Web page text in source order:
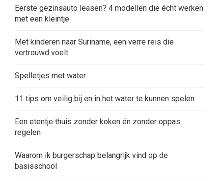
Eerste gezinsauto leasen? 4 modellen die écht werken
met een kleintje
Met kinderen naar Suriname, een verre reis die
vertrouwd voelt
Spelletjes met water
11 tips om veilig bij en in het water te kunnen spelen
Een etentje thuis zonder koken én zonder oppas
regelen
Waarom ik burgerschap belangrijk vind op de
basisschool